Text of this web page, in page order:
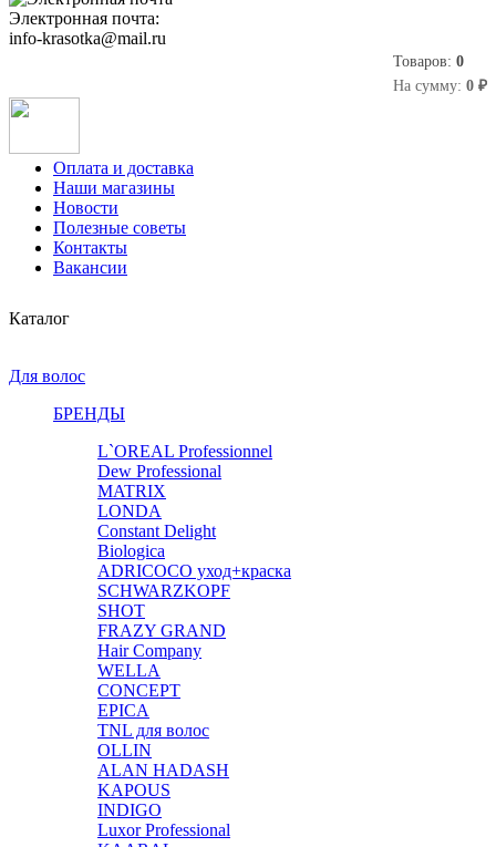
Электронная почта:
info-krasotka@mail.ru
Товаров: 0
На сумму: 0 ₽
Оплата и доставка
Наши магазины
Новости
Полезные советы
Контакты
Вакансии
Каталог
Для волос
БРЕНДЫ
L`OREAL Professionnel
Dew Professional
MATRIX
LONDA
Constant Delight
Biologica
ADRICOCO уход+краска
SCHWARZKOPF
SHOT
FRAZY GRAND
Hair Company
WELLA
CONCEPT
EPICA
TNL для волос
OLLIN
ALAN HADASH
KAPOUS
INDIGO
Luxor Professional